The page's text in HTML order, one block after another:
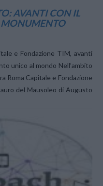
AVANTI CON IL
MONUMENTO
e Fondazione TIM, avanti
unico al mondo Nell’ambito
Roma Capitale e Fondazione
del Mausoleo di Augusto